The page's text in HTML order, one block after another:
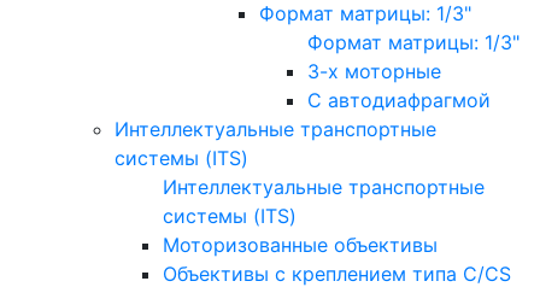
Формат матрицы: 1/3"
Формат матрицы: 1/3"
3-х моторные
С автодиафрагмой
Интеллектуальные транспортные
системы (ITS)
Интеллектуальные транспортные
системы (ITS)
Моторизованные объективы
Объективы с креплением типа C/CS